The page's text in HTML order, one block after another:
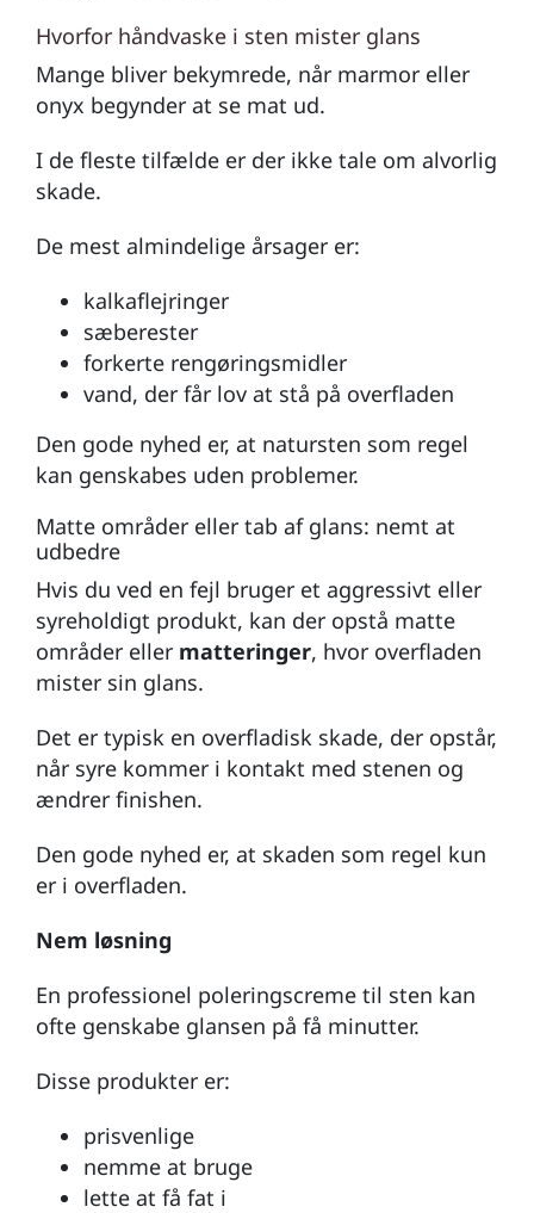
Hvorfor håndvaske i sten mister glans
Mange bliver bekymrede, når marmor eller
onyx begynder at se mat ud.
I de fleste tilfælde er der ikke tale om alvorlig
skade.
De mest almindelige årsager er:
kalkaflejringer
sæberester
forkerte rengøringsmidler
vand, der får lov at stå på overfladen
Den gode nyhed er, at natursten som regel
kan genskabes uden problemer.
Matte områder eller tab af glans: nemt at
udbedre
Hvis du ved en fejl bruger et aggressivt eller
syreholdigt produkt, kan der opstå matte
områder eller matteringer, hvor overfladen
mister sin glans.
Det er typisk en overfladisk skade, der opstår,
når syre kommer i kontakt med stenen og
ændrer finishen.
Den gode nyhed er, at skaden som regel kun
er i overfladen.
Nem løsning
En professionel poleringscreme til sten kan
ofte genskabe glansen på få minutter.
Disse produkter er:
prisvenlige
nemme at bruge
lette at få fat i